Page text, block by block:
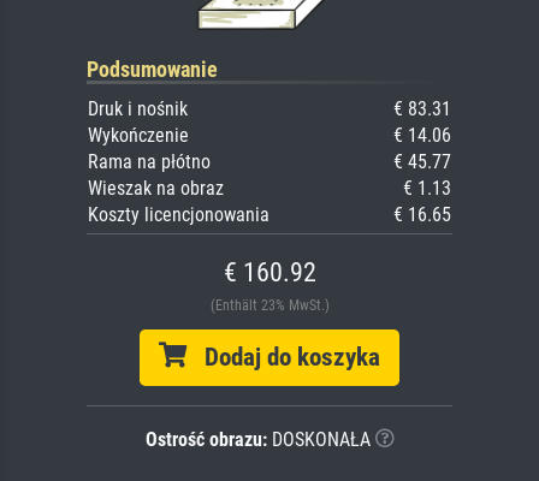
Podsumowanie
Druk i nośnik
€ 83.31
Wykończenie
€ 14.06
Rama na płótno
€ 45.77
Wieszak na obraz
€ 1.13
Koszty licencjonowania
€ 16.65
€ 160.92
(Enthält 23% MwSt.)
Dodaj do koszyka
Ostrość obrazu:DOSKONAŁA